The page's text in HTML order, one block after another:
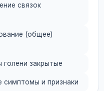
связок
(общее)
закрытые
и признаки